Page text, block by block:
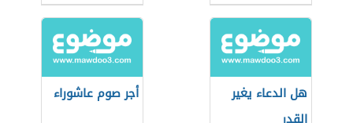
هل الدعاء يغير
أجر صوم عاشوراء